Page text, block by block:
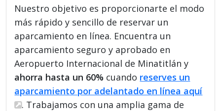
Nuestro objetivo es proporcionarte el modo
más rápido y sencillo de reservar un
aparcamiento en línea. Encuentra un
aparcamiento seguro y aprobado en
Aeropuerto Internacional de Minatitlán y
ahorra hasta un 60% cuando reserves un
aparcamiento por adelantado en línea aquí
. Trabajamos con una amplia gama de